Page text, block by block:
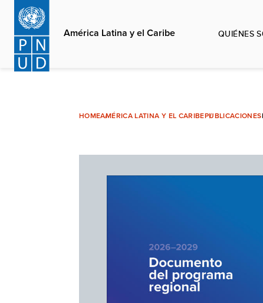
Pasar
contenido
principal
América Latina y el Caribe QUIÉNES
HOMEAMÉRICA LATINA Y EL CARIBEPUBLICACIONES